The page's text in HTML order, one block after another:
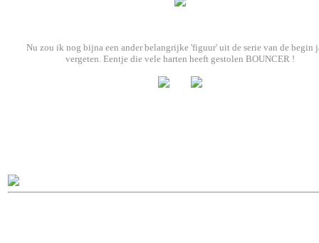
Nu zou ik nog bijna een ander belangrijke 'figuur' uit de serie van de begin
vergeten. Eentje die vele harten heeft gestolen BOUNCER !